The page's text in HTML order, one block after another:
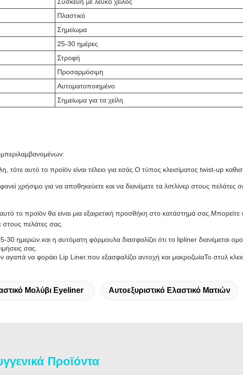
Πλαστικό
Σημείωμα
25-30 ημέρες
Στροφή
Προσαρμόσιμη
Αυτοματοποιημένο
Σημείωμα για τα χείλη
αυτό το προϊόν είναι τέλειο για εσάς.Ο τύπος κλεισίματος twist-up
χρήσιμο για να αποθηκεύετε και να διανέμετε τα λιπλίνερ στους
το προϊόν θα είναι μια εξαιρετική προσθήκη στο κατάστημά
πελάτες σας.
ημερών.και η αυτόματη φόρμουλα διασφαλίζει ότι το lipliner διανέμεται
σας.
να φοράει Lip Liner.που εξασφαλίζει αντοχή και μακροζωίαΤο στυλ
Μολύβι Eyeliner Αυτοεξυριστικό Ελαστικό Ματιών
Προϊόντα